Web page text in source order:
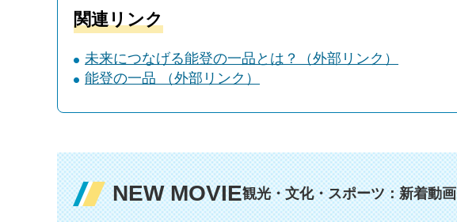
関連リンク
未来につなげる能登の一品とは？（外部リンク）
能登の一品 （外部リンク）
NEW MOVIE観光・文化・スポーツ：新着動画